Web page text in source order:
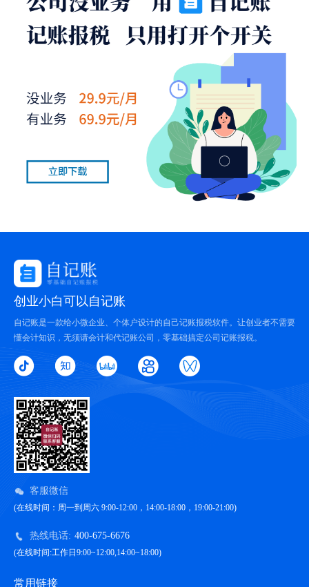
创业小白可以自记账
自记账是一款给小微企业、个体户设计的自己记账报税软件。让创业者不需要
懂会计知识，无须请会计和代记账公司，零基础搞定公司记账报税。
客服微信
(在线时间：周一到周六 9:00-12:00，14:00-18:00，19:00-21:00)
热线电话: 400-675-6676
(在线时间:工作日9:00~12:00,14:00~18:00)
常用链接